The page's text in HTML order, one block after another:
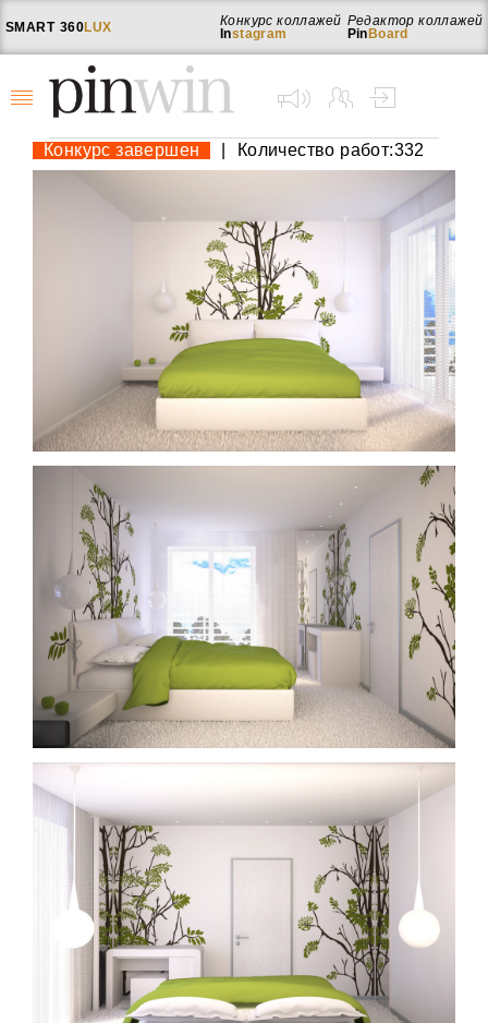
SMART 360LUX
Редактор коллажей
Pin Board
Конкурс коллажей
Instagram
Конкурс завершен Количество работ:332